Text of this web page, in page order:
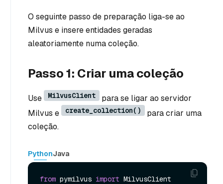
O seguinte passo de preparação liga-se ao
Milvus e insere entidades geradas
aleatoriamente numa coleção.
Passo 1: Criar uma coleção
Use MilvusClient
para se ligar ao servidor
Milvus e
create_collection()
para criar uma
coleção.
PythonJava
from pymilvus import MilvusClient